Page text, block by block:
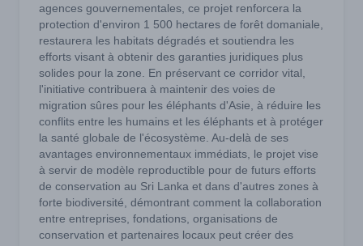
agences gouvernementales, ce projet renforcera la
protection d'environ 1 500 hectares de forêt domaniale,
restaurera les habitats dégradés et soutiendra les
efforts visant à obtenir des garanties juridiques plus
solides pour la zone. En préservant ce corridor vital,
l'initiative contribuera à maintenir des voies de
migration sûres pour les éléphants d'Asie, à réduire les
conflits entre les humains et les éléphants et à protéger
la santé globale de l'écosystème. Au-delà de ses
avantages environnementaux immédiats, le projet vise
à servir de modèle reproductible pour de futurs efforts
de conservation au Sri Lanka et dans d'autres zones à
forte biodiversité, démontrant comment la collaboration
entre entreprises, fondations, organisations de
conservation et partenaires locaux peut créer des